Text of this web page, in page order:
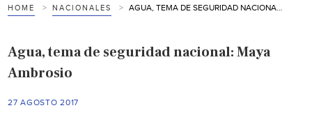
HOME NACIONALES
Agua, tema de seguridad nacional: Maya
Ambrosio
27 AGOSTO 2017